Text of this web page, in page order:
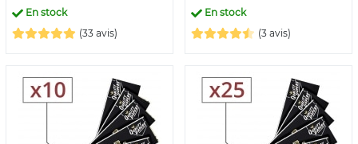
En stock
(33 avis)
En stock
(3 avis)